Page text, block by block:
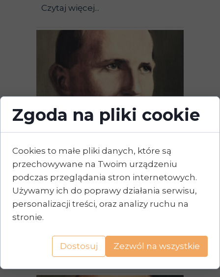
Czytaj więcej...
O. Alojzy Liguda SVD
25 sierpnia 2021
O. Alojzy Liguda urodził się 23
stycznia 1898 w Winowie k.
Opola. W wieku 15 lat wstąpił do
gimnazjum misyjnego w Nysie.
W czasie I wojny światowej
Czytaj więcej...
Zgoda na pliki cookie
Cookies to małe pliki danych, które są
przechowywane na Twoim urządzeniu
podczas przeglądania stron internetowych.
Używamy ich do poprawy działania serwisu,
personalizacji treści, oraz analizy ruchu na
stronie.
Dostosuj Zezwól na wszystkie